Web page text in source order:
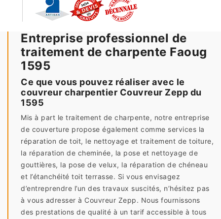
Entreprise professionnel de
traitement de charpente Faoug
1595
Ce que vous pouvez réaliser avec le
couvreur charpentier Couvreur Zepp du
1595
Mis à part le traitement de charpente, notre entreprise
de couverture propose également comme services la
réparation de toit, le nettoyage et traitement de toiture,
la réparation de cheminée, la pose et nettoyage de
gouttières, la pose de velux, la réparation de chéneau
et l’étanchéité toit terrasse. Si vous envisagez
d’entreprendre l’un des travaux suscités, n’hésitez pas
à vous adresser à Couvreur Zepp. Nous fournissons
des prestations de qualité à un tarif accessible à tous